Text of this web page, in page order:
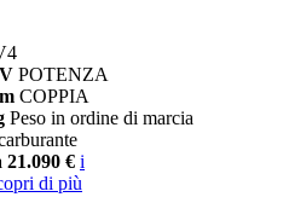
POTENZA
COPPIA
Peso in ordine di marcia
€ i
di più